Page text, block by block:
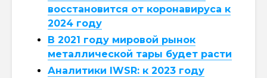
восстановится от коронавируса к
2024 году
В 2021 году мировой рынок
металлической тары будет расти
Аналитики IWSR: к 2023 году